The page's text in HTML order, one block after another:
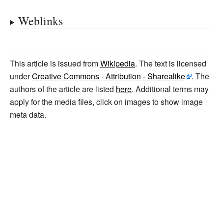
Weblinks
This article is issued fromWikipedia. The text is licensed
underCreative Commons - Attribution - Sharealike
. The
authors of the article are listed here. Additional terms may
apply for the media files, click on images to show image
meta data.